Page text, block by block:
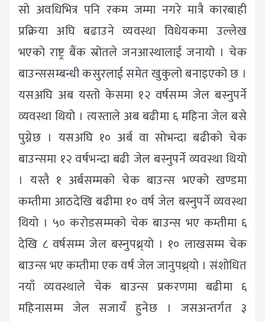
सो अवधिभित्र पनि रकम जम्मा नगरे मात्रै कारबाही
प्रक्रिया अघि बढाउने व्यवस्था विधेयकमा उल्लेख
भएको राष्ट्र बैंक स्रोतले जनआस्थालाई जनायो । चेक
बाउन्ससम्बन्धी कसुरलाई समेत खुकुलो बनाइएको छ ।
यसअघि अब यस्तो केसमा १२ वर्षसम्म जेल बस्नुपर्ने
व्यवस्था थियो । त्यस्ताले अब बढीमा ६ महिना जेल बसे
पुग्नेछ । यसअघि १० अर्ब वा सोभन्दा बढीको चेक
बाउन्समा १२ वर्षभन्दा बढी जेल बस्नुपर्ने व्यवस्था थियो
। यस्तै १ अर्बसम्मको चेक बाउन्स भएको खण्डमा
कम्तीमा आठदेखि बढीमा १० वर्ष जेल बस्नुपर्ने व्यवस्था
थियो । ५० करोडसम्मको चेक बाउन्स भए कम्तीमा ६
देखि ८ वर्षसम्म जेल बस्नुपथ्र्याे । १० लाखसम्म चेक
बाउन्स भए कम्तीमा एक वर्ष जेल जानुपथ्र्याे । संशोधित
नयाँ व्यवस्थाले चेक बाउन्स प्रकरणमा बढीमा ६
महिनासम्म जेल सजायँ हुनेछ । जसअन्तर्गत ३